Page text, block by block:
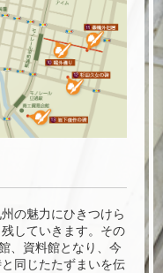
の魅力にひきつけら
していきます。その
、資料館となり、今
同じたたずまいを伝